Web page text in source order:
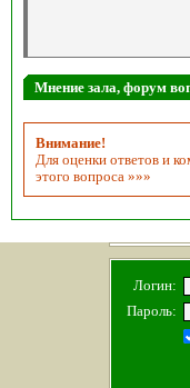
Мнение зала, форум
Внимание!
Для оценки ответов и
этого вопроса »»»
Логин:
Пароль: